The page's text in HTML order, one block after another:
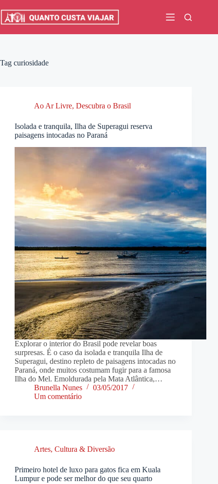
para
Tag curiosidade
Ao Ar Livre, Descubra o Brasil
Isolada e tranquila, Ilha de Superagui reserva
paisagens intocadas no Paraná
Explorar o interior do Brasil pode revelar boas
surpresas. É o caso da isolada e tranquila Ilha de
Superagui, destino repleto de paisagens intocadas no
Paraná, onde muitos costumam fugir para a famosa
Ilha do Mel. Emoldurada pela Mata Atlântica,…
Brunella Nunes
03/05/2017
Um comentário
Artes, Cultura & Diversão
Primeiro hotel de luxo para gatos fica em Kuala
Lumpur e pode ser melhor do que seu quarto